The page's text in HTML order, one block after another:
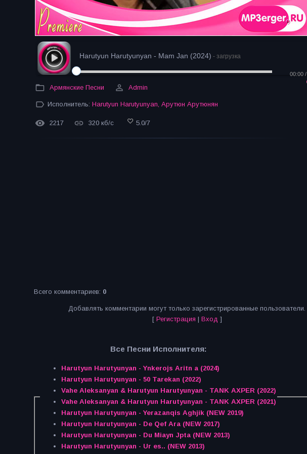
Harutyun Harutyunyan - Mam Jan (2024) - загрузка
00:00 /
Армянские Песни Admin
Исполнитель: Harutyun Harutyunyan Арутюн Арутюнян
2217 320 кб/с 5.0/7
Всего комментариев: 0
Добавлять комментарии могут только зарегистрированные пользователи.
[ Регистрация | Вход ]
Все Песни Исполнителя:
Harutyun Harutyunyan - Ynkerojs Aritn a (2024)
Harutyun Harutyunyan - 50 Tarekan (2022)
Vahe Aleksanyan & Harutyun Harutyunyan - TANK AXPER (2022)
Vahe Aleksanyan & Harutyun Harutyunyan - TANK AXPER (2021)
Harutyun Harutyunyan - Yerazanqis Aghjik (NEW 2019)
Harutyun Harutyunyan - De Qef Ara (NEW 2017)
Harutyun Harutyunyan - Du Miayn Jpta (NEW 2013)
Harutyun Harutyunyan - Ur es.. (NEW 2013)